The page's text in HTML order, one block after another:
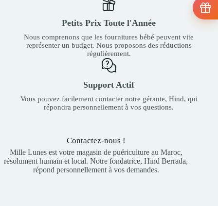
Petits Prix Toute l'Année
Nous comprenons que les fournitures bébé peuvent vite
représenter un budget. Nous proposons des réductions
régulièrement.
Support Actif
Vous pouvez facilement contacter notre gérante, Hind, qui
répondra personnellement à vos questions.
Contactez-nous !
Mille Lunes est votre magasin de puériculture au Maroc,
résolument humain et local. Notre fondatrice, Hind Berrada,
répond personnellement à vos demandes.